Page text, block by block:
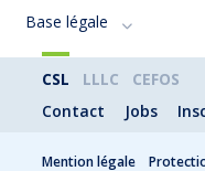
Base légale
CSL LLLC
CEFOS
Contact
Jobs
Mention légale